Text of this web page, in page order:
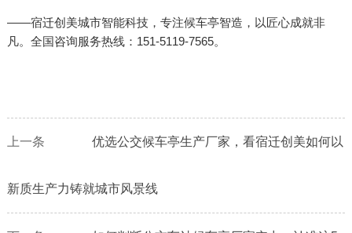
——宿迁创美城市智能科技，专注候车亭智造，以匠心成就非
凡。全国咨询服务热线：151-5119-7565。
上一条 优选公交候车亭生产厂家，看宿迁创美如何以
新质生产力铸就城市风景线